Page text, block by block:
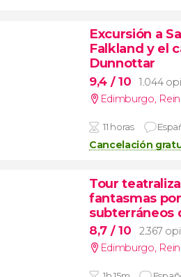
Excursión a
Falkland y el
Dunnottar
9,4 / 10
1.044
Edimburgo,
11 horas
Cancelación
Tour
fantasmas
subterráneos
8,7 / 10
2.367
Edimburgo,